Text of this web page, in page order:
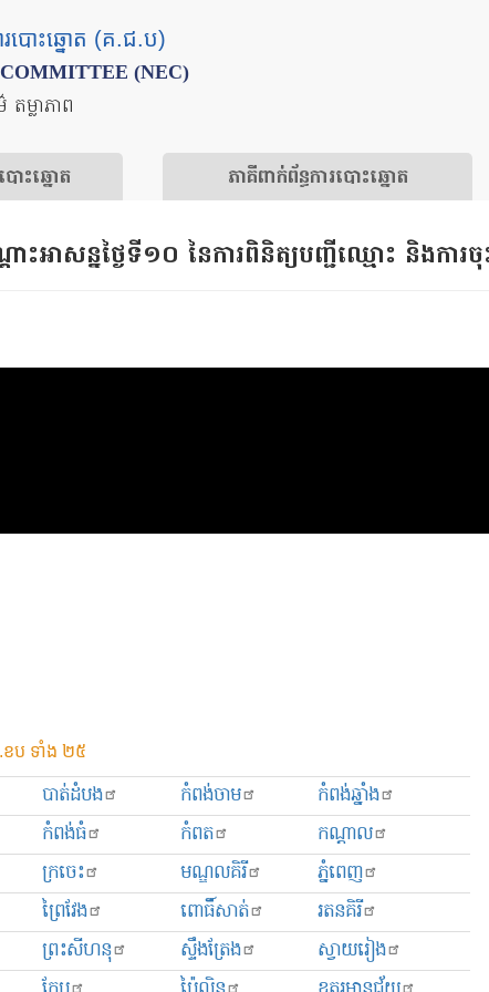
របោះឆ្នោត (គ.ជ.ប)
(NEC)
ម្លាភាព
ោះឆ្នោត ​ភាគីពាក់ព័ន្ធ​​ការ​បោះឆ្នោត
អាសន្នថ្ងៃទី១០ នៃការពិនិត្យបញ្ជីឈ្មោះ និងការ
ប ទាំង ២៥
បាត់ដំបង កំពង់ចាម
កំពង់ឆ្នាំង
កំពង់ធំ កំពត
កណ្ដាល
ក្រចេះ មណ្ឌលគិរី
ភ្នំពេញ
ព្រៃវែង ពោធិ៍សាត់
រតនគិរី
ព្រះសីហនុ ស្ទឹងត្រែង
ស្វាយរៀង